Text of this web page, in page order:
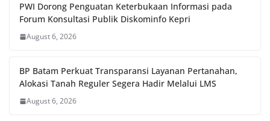
PWI Dorong Penguatan Keterbukaan Informasi pada
Forum Konsultasi Publik Diskominfo Kepri
August 6, 2026
BP Batam Perkuat Transparansi Layanan Pertanahan,
Alokasi Tanah Reguler Segera Hadir Melalui LMS
August 6, 2026